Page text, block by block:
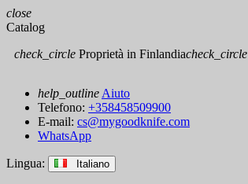
close
Catalog
check_circle Proprietà in Finlandiacheck_circle
help_outline Aiuto
Telefono: +358458509900
E-mail: cs@mygoodknife.com
WhatsApp
Lingua: Italiano